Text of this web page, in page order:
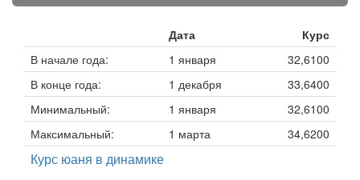
Дата
Курс
В начале года:
1 января
32,6100
В конце года:
1 декабря
33,6400
Минимальный:
1 января
32,6100
Максимальный:
1 марта 34,6200
Курс юаня в динамике